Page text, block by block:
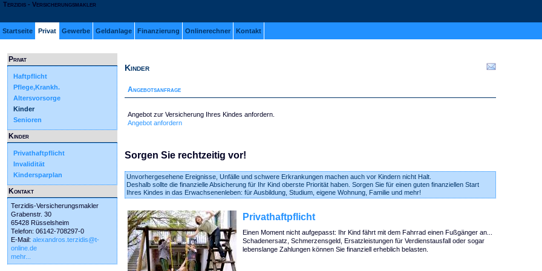
Terzidis - Versicherungsmakler
Startseite Privat Gewerbe Geldanlage Finanzierung Onlinerechner Kontakt
Privat
Haftpflicht
Pflege,Krankh.
Altersvorsorge
Kinder
Senioren
Kinder
Privathaftpflicht
Invalidität
Kindersparplan
Kontakt
Terzidis-Versicherungsmakler
Grabenstr. 30
65428 Rüsselsheim
Telefon: 06142-708297-0
E-Mail: alexandros.terzidis@t-
online.de
mehr...
Kinder
Angebotsanfrage
Angebot zur Versicherung Ihres Kindes anfordern.
Angebot anfordern
Sorgen Sie rechtzeitig vor!
Unvorhergesehene Ereignisse, Unfälle und schwere Erkrankungen machen auch vor Kindern nicht Halt.
Deshalb sollte die finanzielle Absicherung für Ihr Kind oberste Priorität haben. Sorgen Sie für einen guten finanziellen Start
Ihres Kindes in das Erwachsenenleben: für Ausbildung, Studium, eigene Wohnung, Familie und mehr!
Privathaftpflicht
Einen Moment nicht aufgepasst: Ihr Kind fährt mit dem Fahrrad einen Fußgänger an...
Schadenersatz, Schmerzensgeld, Ersatzleistungen für Verdienstausfall oder sogar
lebenslange Zahlungen können Sie finanziell erheblich belasten.